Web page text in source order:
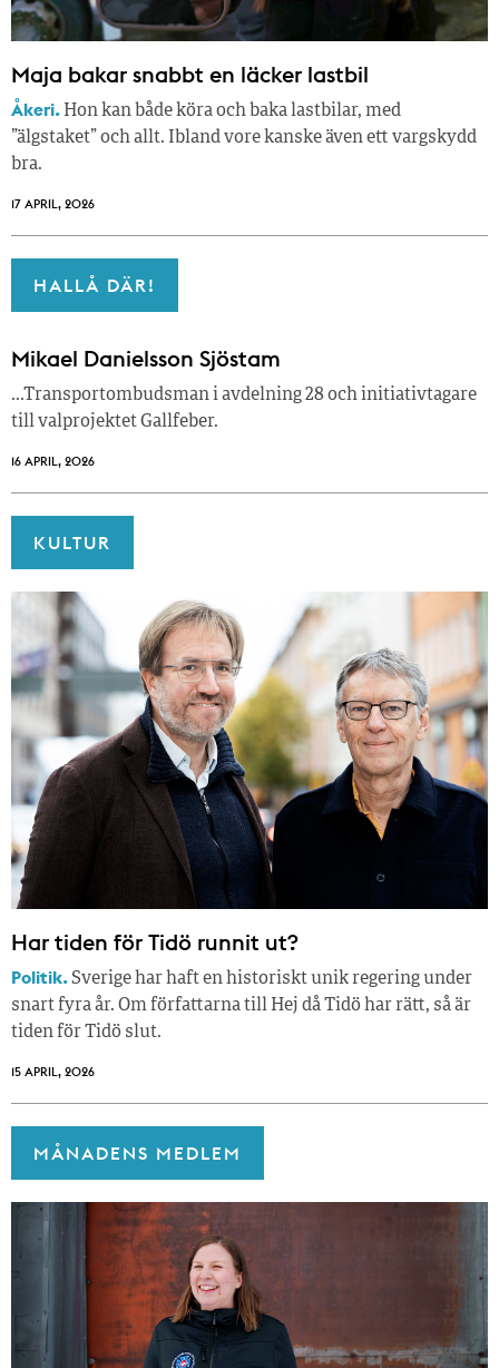
Maja bakar snabbt en läcker lastbil
Åkeri. Hon kan både köra och baka lastbilar, med
”älgstaket” och allt. Ibland vore kanske även ett vargskydd
bra.
17 APRIL, 2026
HALLÅ DÄR!
Mikael Danielsson Sjöstam
…Transportombudsman i avdelning 28 och initiativtagare
till valprojektet Gallfeber.
16 APRIL, 2026
KULTUR
Har tiden för Tidö runnit ut?
Politik.Sverige har haft en historiskt unik regering under
snart fyra år. Om författarna till Hej då Tidö har rätt, så är
tiden för Tidö slut.
15 APRIL, 2026
MÅNADENS MEDLEM